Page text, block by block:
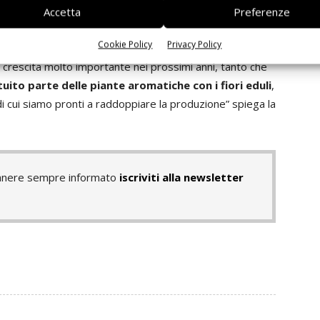
Accetta Preferenze
Cookie Policy Privacy Policy
, tutti vegani e senza glutine, come la composta, il succo
il pesto fresco di nasturzio. L’ultima novità è il
a cui presto si affiancherà anche la versione
molto importante nei prossimi anni, tanto che
parte delle piante aromatiche con i fiori eduli,
siamo pronti a raddoppiare la produzione” spiega la
sempre informato iscriviti alla newsletter